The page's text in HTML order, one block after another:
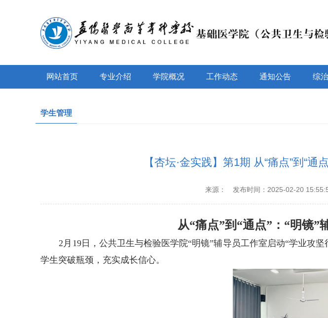
网站首页 专业介绍 学院概况 工作动态 通知公告 综
学生管理
【杏坛·金实践】第1期 从“痛点”到“通
来源： 发布时间：2025-02-20
从“痛点”到“通点”：“明镜”
2月19日，公共卫生与检验医学院“明镜”辅导员工作室启动“学业攻
学生突破瓶颈，充实成长信心。